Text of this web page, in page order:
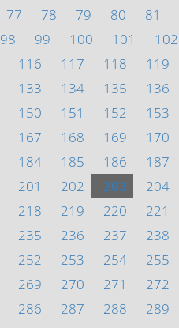
77 78 79 80 81
98 99 100 101 102
116 117 118 119
133 134 135 136
150 151 152 153
167 168 169 170
184 185 186 187
201 202 203 204
218 219 220 221
235 236 237 238
252 253 254 255
269 270 271 272
286 287 288 289